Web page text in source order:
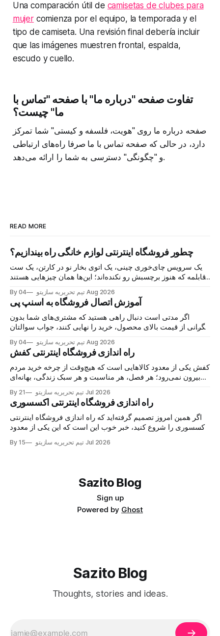
Una comparación útil de camisetas de clubes para
mujercomienza por el equipo, la temporada y el
tipo de camiseta. Una revisión final debería incluir
que las imágenes muestren frontal, espalda,
escudo y cuello.
تفاوت صفحه "درباره ما" با صفحه "تماس با
ما" چیست؟
صفحه درباره ما روی "هویت، فلسفه و کیستی" شما تمرکز
دارد، در حالی که صفحه تماس با ما صرفا راه‌های ارتباطی
و "چگونگی" دسترسی به شما را ارائه می‌دهد.
READ MORE
چطور فروشگاه اینترنتی لوازم خانگی راه بیندازیم؟
یک سرویس چای‌خوری چینی، یک اتوی بخار نو در کارتن، یک ست
قابلمه که هنوز برچسبش رو نکنده‌اند؛ این‌ها همان چیزهایی هستند
می‌شوند و خریدار پیدا می‌کنند. اما نکته اصلی این نیست
By تیم تحریریه سازیتو 04 Aug 2026
آموزش اتصال فروشگاه به اسنپ پی
اگر مدتی است دنبال راهی هستید که مشتری‌های شما بدون
نگرانی از قیمت بالای محصول، خرید را نهایی کنند، جواب سوالتان
کالا را می‌خرد، هزینه را در چند قسط پرداخت می‌کند و شما همان
لحظه پول
By تیم تحریریه سازیتو 04 Aug 2026
راه اندازی فروشگاه اینترنتی کفش
کفش یکی از معدود کالاهایی است که هیچ‌وقت از چرخه خرید مردم
بیرون نمی‌رود؛ هر فصل، هر مناسبت و هر سبک زندگی، بهانه‌ای
تازه می‌خواهید وارد این بازار شوید، خبر خوب این است
By تیم تحریریه سازیتو 21 Jul 2026
راه اندازی فروشگاه اینترنتی اکسسوری
اگر همین امروز تصمیم گرفته‌اید که راه اندازی فروشگاه اینترنتی
اکسسوری را شروع کنید، خبر خوب این است که این یکی از معدود
درآمدش واقعاً باز است. اکسسوری جزو آن دسته محصولاتی‌ست
By تیم تحریریه سازیتو 15 Jul 2026
Sazito Blog
Sign up
Powered by Ghost
Sazito Blog
Thoughts, stories and ideas.